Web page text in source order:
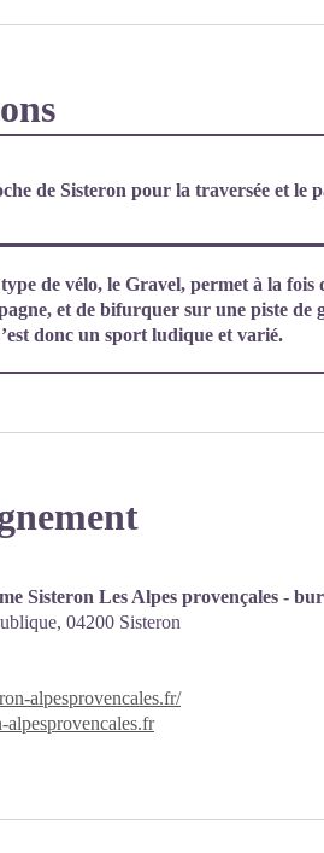
de Sisteron pour la traversée et le
de vélo, le Gravel, permet à la fois
et de bifurquer sur une piste de
donc un sport ludique et varié.
Sisteron Les Alpes provençales -
04200 Sisteron
alpesprovencales.fr/
alpesprovencales.fr